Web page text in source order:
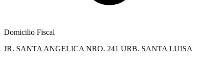
Domicilio Fiscal
JR. SANTA ANGELICA NRO. 241 URB. SANTA LUISA